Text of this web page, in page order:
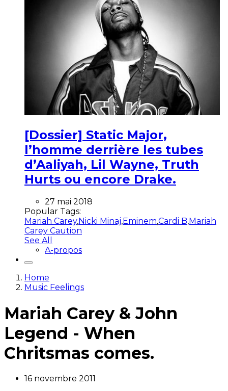
[Dossier] Static Major,
l’homme derrière les tubes
d’Aaliyah, Lil Wayne, Truth
Hurts ou encore Drake.
27 mai 2018
Popular Tags:
Mariah Carey,Nicki Minaj,Eminem,Cardi B,Mariah
Carey Caution
See All
A-propos
Home
Music Feelings
Mariah Carey & John
Legend - When
Chritsmas comes.
16 novembre 2011